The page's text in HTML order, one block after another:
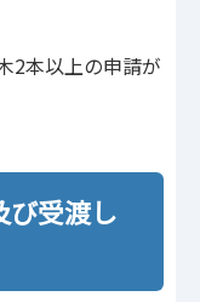
2本以上の申請が
び受渡し